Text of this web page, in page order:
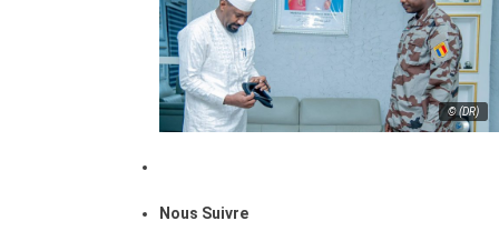
© (DR)
Nous Suivre